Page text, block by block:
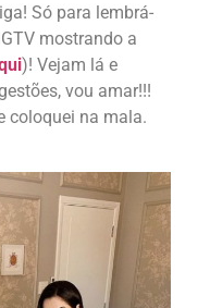
Só para lembrá-
mostrando a
)! Vejam lá e
vou amar!!!
coloquei na mala.